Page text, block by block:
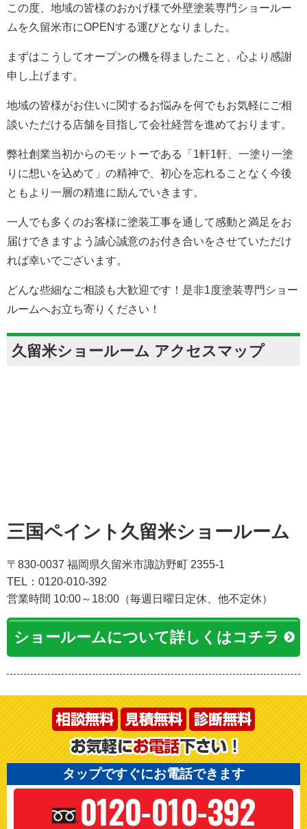
この度、地域の皆様のおかげ様で外壁塗装専門ショールー
ムを久留米市にOPENする運びとなりました。
まずはこうしてオープンの機を得ましたこと、心より感謝
申し上げます。
地域の皆様がお住いに関するお悩みを何でもお気軽にご相
談いただける店舗を目指して会社経営を進めております。
弊社創業当初からのモットーである「1軒1軒、一塗り一塗
りに想いを込めて」の精神で、初心を忘れることなく今後
ともより一層の精進に励んでいきます。
一人でも多くのお客様に塗装工事を通して感動と満足をお
届けできますよう誠心誠意のお付き合いをさせていただけ
れば幸いでございます。
どんな些細なご相談も大歓迎です！是非1度塗装専門ショー
ルームへお立ち寄りください！
久留米ショールーム アクセスマップ
三国ペイント久留米ショールーム
〒830-0037 福岡県久留米市諏訪野町 2355-1
TEL：0120-010-392
営業時間 10:00～18:00（毎週日曜日定休、他不定休）
ショールームについて詳しくはコチラ
タップですぐにお電話できます
0120-010-392